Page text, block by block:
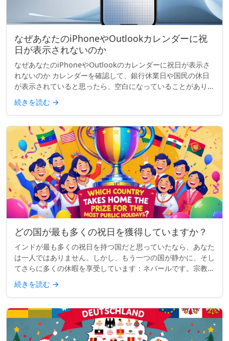
なぜあなたのiPhoneやOutlookカレンダーに祝
日が表示されないのか
なぜあなたのiPhoneやOutlookのカレンダーに祝日が表示さ
れないのか カレンダーを確認して、銀行休業日や国民の休日
が表示されていると思ったら、空白になっていることがありま
す。「イースター・マンデー」も、「労働者の日」も、「独立
記念日...
続きを読む →
どの国が最も多くの祝日を獲得していますか？
インドが最も多くの祝日を持つ国だと思っていたなら、あなた
は一人ではありません。しかし、もう一つの国が静かに、そし
てさらに多くの休暇を享受しています：ネパールです。宗教、
文化、国民的行事が混ざり合ったネパールは、現在、世界で最
も多くの祝日を持...
続きを読む →